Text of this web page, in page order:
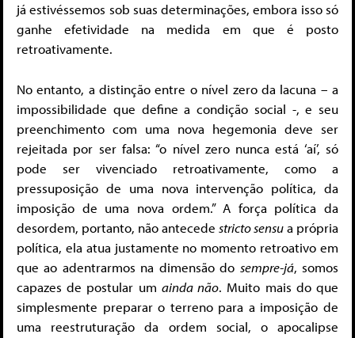
já estivéssemos sob suas determinações, embora isso só
ganhe efetividade na medida em que é posto
retroativamente.
No entanto, a distinção entre o nível zero da lacuna – a
impossibilidade que define a condição social -, e seu
preenchimento com uma nova hegemonia deve ser
rejeitada por ser falsa: “o nível zero nunca está ‘aí’, só
pode ser vivenciado retroativamente, como a
pressuposição de uma nova intervenção política, da
imposição de uma nova ordem.” A força política da
desordem, portanto, não antecede stricto sensua própria
política, ela atua justamente no momento retroativo em
que ao adentrarmos na dimensão do sempre-já, somos
capazes de postular um ainda não. Muito mais do que
simplesmente preparar o terreno para a imposição de
uma reestruturação da ordem social, o apocalipse